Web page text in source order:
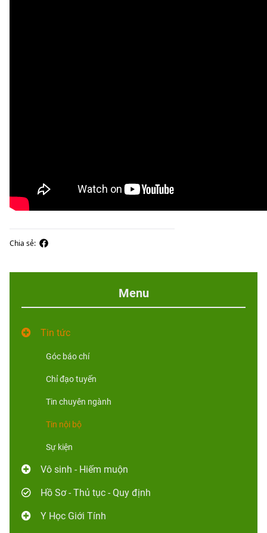
Chia sẻ:
Menu
Tin tức
Góc báo chí
Chỉ đạo tuyến
Tin chuyên ngành
Tin nội bộ
Sự kiện
Vô sinh - Hiếm muộn
Hồ Sơ - Thủ tục - Quy định
Y Học Giới Tính